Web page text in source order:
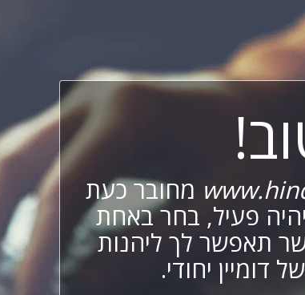
מחובר כעת
פעיל, בחר באחת
תאפשר לך ליהנות
דומיין יחודי.